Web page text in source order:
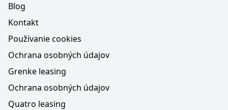
Blog
Kontakt
Používanie cookies
Ochrana osobných údajov
Grenke leasing
Ochrana osobných údajov
Quatro leasing